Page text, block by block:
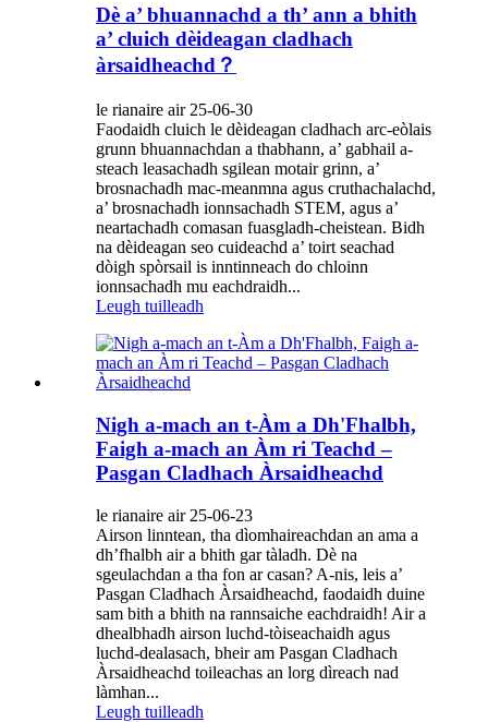
Dè a’ bhuannachd a th’ ann a bhith
a’ cluich dèideagan cladhach
àrsaidheachd？
le rianaire air 25-06-30
Faodaidh cluich le dèideagan cladhach arc-eòlais
grunn bhuannachdan a thabhann, a’ gabhail a-
steach leasachadh sgilean motair grinn, a’
brosnachadh mac-meanmna agus cruthachalachd,
a’ brosnachadh ionnsachadh STEM, agus a’
neartachadh comasan fuasgladh-cheistean. Bidh
na dèideagan seo cuideachd a’ toirt seachad
dòigh spòrsail is inntinneach do chloinn
ionnsachadh mu eachdraidh...
Leugh tuilleadh
Nigh a-mach an t-Àm a Dh'Fhalbh,
Faigh a-mach an Àm ri Teachd –
Pasgan Cladhach Àrsaidheachd
le rianaire air 25-06-23
Airson linntean, tha dìomhaireachdan an ama a
dh’fhalbh air a bhith gar tàladh. Dè na
sgeulachdan a tha fon ar casan? A-nis, leis a’
Pasgan Cladhach Àrsaidheachd, faodaidh duine
sam bith a bhith na rannsaiche eachdraidh! Air a
dhealbhadh airson luchd-tòiseachaidh agus
luchd-dealasach, bheir am Pasgan Cladhach
Àrsaidheachd toileachas an lorg dìreach nad
làmhan...
Leugh tuilleadh